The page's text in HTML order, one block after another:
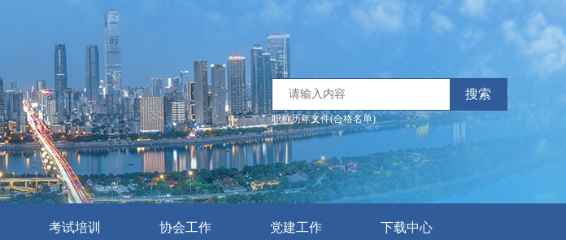
搜索
职称历年文件(合格名单)
考试培训 协会工作 党建工作 下载中心